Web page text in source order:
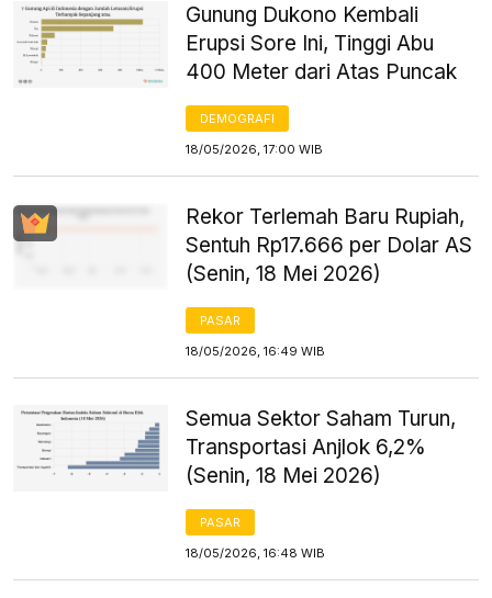
Gunung Dukono Kembali
Erupsi Sore Ini, Tinggi Abu
400 Meter dari Atas Puncak
DEMOGRAFI
18/05/2026, 17:00 WIB
Rekor Terlemah Baru Rupiah,
Sentuh Rp17.666 per Dolar AS
(Senin, 18 Mei 2026)
PASAR
18/05/2026, 16:49 WIB
Semua Sektor Saham Turun,
Transportasi Anjlok 6,2%
(Senin, 18 Mei 2026)
PASAR
18/05/2026, 16:48 WIB